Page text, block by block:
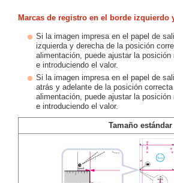
Marcas de registro en el borde izquierdo
Si la imagen impresa en el papel de
izquierda y derecha de la posición
alimentación, puede ajustar la posición
e introduciendo el valor.
Si la imagen impresa en el papel de
atrás y adelante de la posición
alimentación, puede ajustar la posición
e introduciendo el valor.
Tamaño estándar